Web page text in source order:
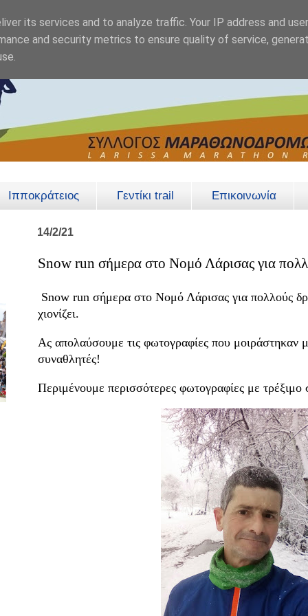
Ιπποκράτειος Γεντίκι trail Επικοινωνία
14/2/21
Snow run σήμερα στο Νομό Λάρισας για
Snow run σήμερα στο Νομό Λάρισας για πολλούς
χιονίζει.
Ας απολαύσουμε τις φωτογραφίες που μοιράστηκαν
συναθλητές!
Περιμένουμε περισσότερες φωτογραφίες με τρέξιμο
its services and to analyze traffic. Your IP address and
and security metrics to ensure quality of service,